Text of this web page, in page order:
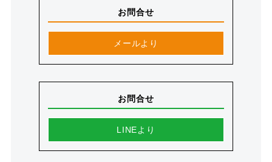
お問合せ
メールより
お問合せ
LINEより